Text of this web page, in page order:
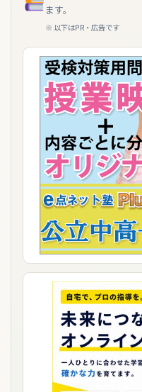
ます。
※ 以下はPR・広告です